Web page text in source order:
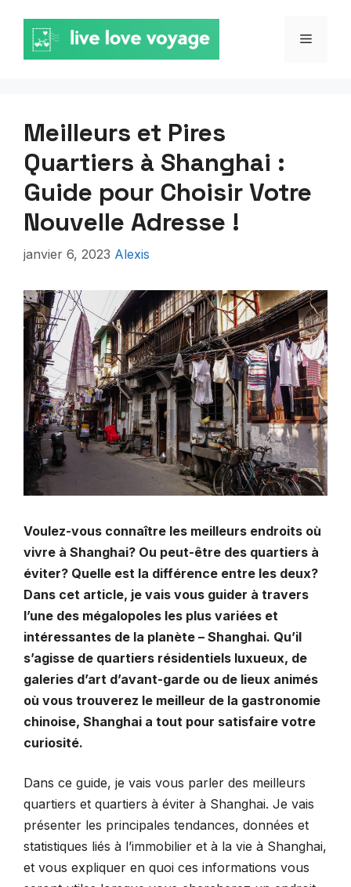
contenu
MENU
Meilleurs et Pires
Quartiers à Shanghai :
Guide pour Choisir Votre
Nouvelle Adresse !
janvier 6, 2023 Alexis
Voulez-vous connaître les meilleurs endroits où
vivre à Shanghai? Ou peut-être des quartiers à
éviter? Quelle est la différence entre les deux?
Dans cet article, je vais vous guider à travers
l’une des mégalopoles les plus variées et
intéressantes de la planète – Shanghai. Qu’il
s’agisse de quartiers résidentiels luxueux, de
galeries d’art d’avant-garde ou de lieux animés
où vous trouverez le meilleur de la gastronomie
chinoise, Shanghai a tout pour satisfaire votre
curiosité.
Dans ce guide, je vais vous parler des meilleurs
quartiers et quartiers à éviter à Shanghai. Je vais
présenter les principales tendances, données et
statistiques liés à l’immobilier et à la vie à Shanghai,
et vous expliquer en quoi ces informations vous